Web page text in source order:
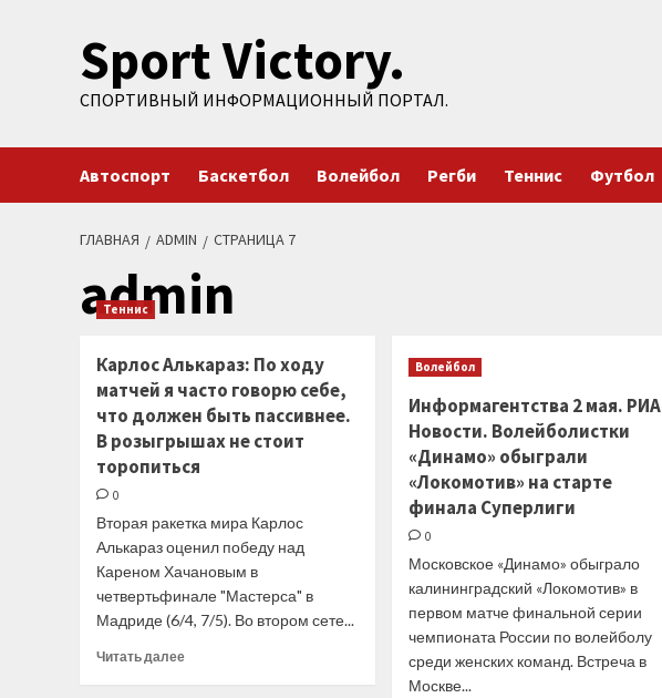
содержимомуSport Victory.
СПОРТИВНЫЙ ИНФОРМАЦИОННЫЙ ПОРТАЛ.
Автоспорт Баскетбол Волейбол Регби Теннис Футбол
ГЛАВНАЯ ADMIN СТРАНИЦА 7
admin
Теннис
Карлос Алькараз: По ходу
матчей я часто говорю себе,
что должен быть пассивнее.
В розыгрышах не стоит
торопиться
0
Вторая ракетка мира Карлос
Алькараз оценил победу над
Кареном Хачановым в
четвертьфинале "Мастерса" в
Мадриде (6/4, 7/5). Во втором сете...
Читать далееПрочитать
Волейбол
Информагентства 2 мая. РИА
Новости. Волейболистки
«Динамо» обыграли
«Локомотив» на старте
финала Суперлиги
0
Московское «Динамо» обыграло
калининградский «Локомотив» в
первом матче финальной серии
чемпионата России по волейболу
среди женских команд. Встреча в
Москве...